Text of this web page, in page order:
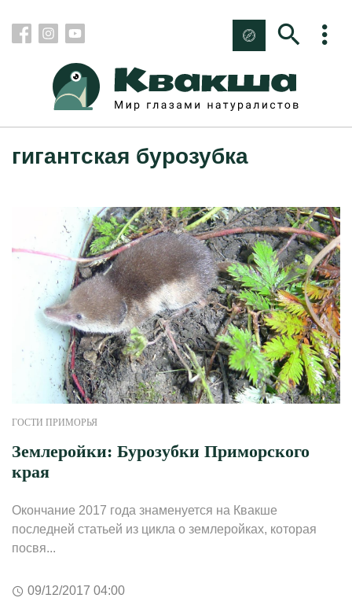
гигантская бурозубка
ГОСТИ ПРИМОРЬЯ
Землеройки: Бурозубки Приморского
края
Окончание 2017 года знаменуется на Квакше
последней статьей из цикла о землеройках, которая
посвя...
09/12/2017 04:00